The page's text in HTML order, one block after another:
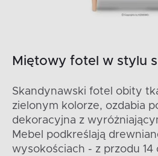
Miętowy fotel w stylu
Skandynawski fotel obity
zielonym kolorze, ozdabia
dekoracyjna z
Mebel podkreślają
wysokościach - z przodu 14